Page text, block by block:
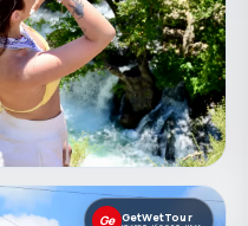
Ge GetWetTour